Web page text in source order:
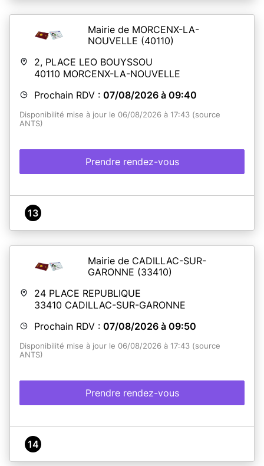
Mairie de MORCENX-LA-
NOUVELLE (40110)
2, PLACE LEO BOUYSSOU
40110 MORCENX-LA-NOUVELLE
Prochain RDV : 07/08/2026 à 09:40
Disponibilité mise à jour le 06/08/2026 à 17:43 (source
ANTS)
Prendre rendez-vous
13
Mairie de CADILLAC-SUR-
GARONNE (33410)
24 PLACE REPUBLIQUE
33410 CADILLAC-SUR-GARONNE
Prochain RDV : 07/08/2026 à 09:50
Disponibilité mise à jour le 06/08/2026 à 17:43 (source
ANTS)
Prendre rendez-vous
14